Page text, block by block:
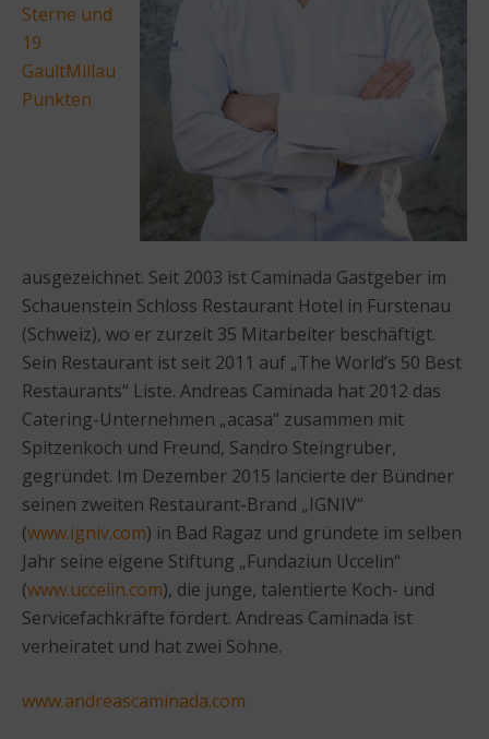
Sterne und
19
GaultMillau
Punkten
ausgezeichnet. Seit 2003 ist Caminada Gastgeber im
Schauenstein Schloss Restaurant Hotel in Fürstenau
(Schweiz), wo er zurzeit 35 Mitarbeiter beschäftigt.
Sein Restaurant ist seit 2011 auf „The World’s 50 Best
Restaurants“ Liste. Andreas Caminada hat 2012 das
Catering-Unternehmen „acasa“ zusammen mit
Spitzenkoch und Freund, Sandro Steingruber,
gegründet. Im Dezember 2015 lancierte der Bündner
seinen zweiten Restaurant-Brand „IGNIV“
(www.igniv.com) in Bad Ragaz und gründete im selben
Jahr seine eigene Stiftung „Fundaziun Uccelin“
(www.uccelin.com), die junge, talentierte Koch- und
Servicefachkräfte fördert. Andreas Caminada ist
verheiratet und hat zwei Söhne.
www.andreascaminada.com